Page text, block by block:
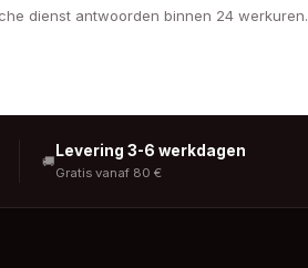
dienst antwoorden binnen 24 werkuren.
🚚
Levering 3-6 werkdagen
Gratis vanaf 80 €